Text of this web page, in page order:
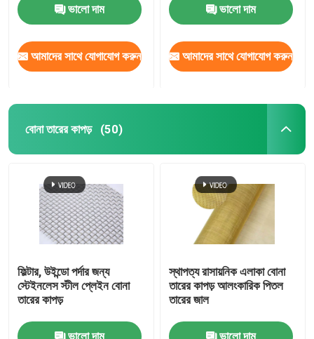
আমাদের সম্বন্ধে
কারখানা পরিদর্শন
আমাদের সাথে যোগাযোগ করুন
খবর
মামলা
প্রসারিত ধাতু তারের জাল
ছিদ্রযুক্ত ধাতু তারের জাল
ভালো দাম
আমাদের সাথে যোগাযোগ করুন
ভালো দাম
আমাদের সাথে যোগাযোগ করুন
বোনা তারের কাপড় (50)
ফিল্টার, উইন্ডো পর্দার জন্য
স্টেইনলেস স্টীল প্লেইন বোনা
তারের কাপড়
ভালো দাম
স্থাপত্য রাসায়নিক এলাকা বোনা
তারের কাপড় আলংকারিক পিতল
তারের জাল
ভালো দাম